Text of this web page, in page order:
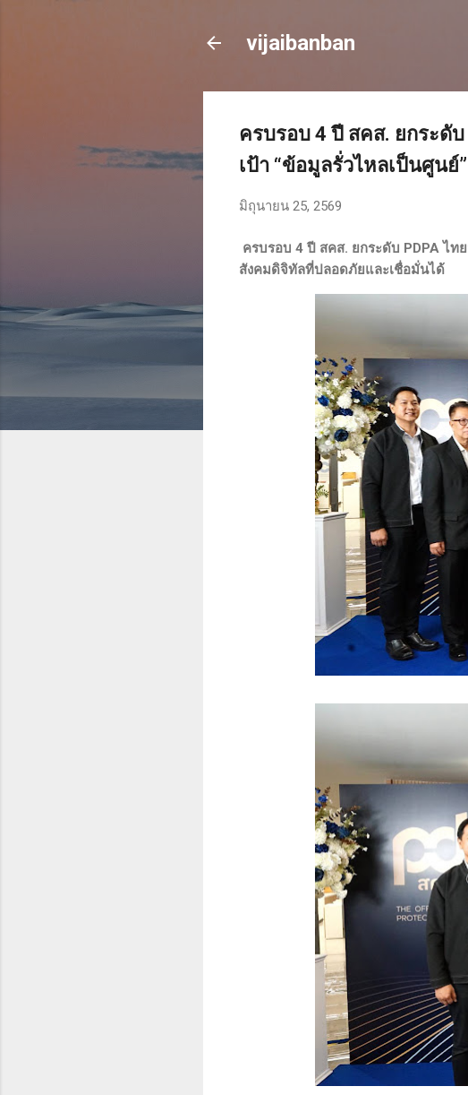
vijaibanban
ครบรอบ 4 ปี สคส. ยกระดับ
เป้า “ข้อมูลรั่วไหลเป็นศูน
มิถุนายน 25, 2569
ครบรอบ 4 ปี สคส. ยกระดับ PDPA ไท
สังคมดิจิทัลที่ปลอดภัยและเชื่อมั่นได้